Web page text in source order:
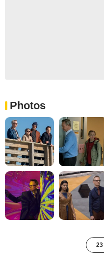
Photos
23